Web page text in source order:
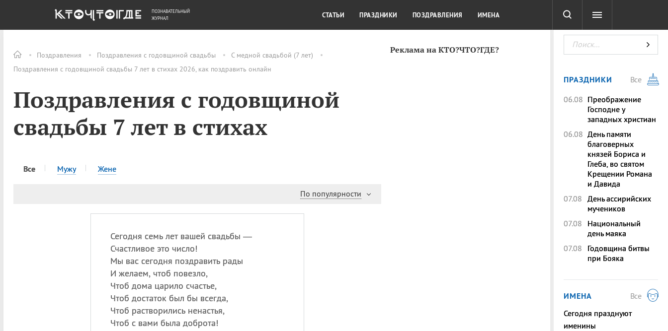
Поздравления Поздравления с годовщиной свадьбы
С медной свадьбой (7 лет)
Поздравления с годовщиной свадьбы 7 лет в стихах 2026, как поздравить онлайн
Поздравления с годовщиной
свадьбы 7 лет в стихах
Все Мужу Жене
По популярности
Сегодня семь лет вашей свадьбы —
Счастливое это число!
Мы вас сегодня поздравить рады
И желаем, чтоб повезло,
Чтоб дома царило счастье,
Чтоб достаток был бы всегда,
Чтоб растворились ненастья,
Чтоб с вами была доброта!
Реклама на КТО?ЧТО?ГДЕ?
ОБЩЕСТВО ДЕНЬГИ КУЛЬТУРА КРАСОТА ТЕСТЫ
ПОЗНАВАТЕЛЬНЫЙ
ЖУРНАЛ
СТАТЬИ ПРАЗДНИКИ ПОЗДРАВЛЕНИЯ ИМЕНА
ПРАЗДНИКИ
Все
06.08 Преображение
Господне у
западных христиан
06.08 День памяти
благоверных
князей Бориса и
Глеба, во святом
Крещении Романа
и Давида
07.08 День ассирийских
мучеников
07.08
Национальный
день маяка
07.08
Годовщина битвы
при Бояка
ИМЕНА
Все
Сегодня празднуют
именины